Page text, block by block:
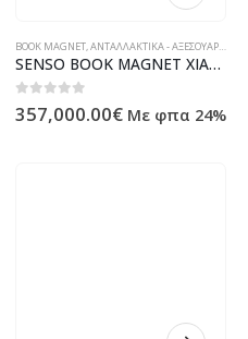
BOOK MAGNET,ΑΝΤΑΛΛΑΚΤΙΚΆ - ΑΞΕΣΟΥΆΡ ΥΠΟΛΟΓΙΣΤΏΝ - ΗΛΕΚΤΡΟΝΙΚΆ
SENSO BOOK MAGNET XIAOMI MI 9 LITE / MI A3 LITE blue
0 out of 5
357,000.00€ Με φπα 24%